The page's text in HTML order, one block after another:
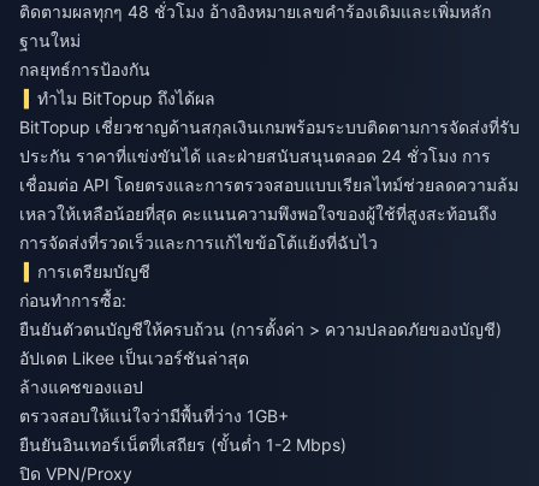
ติดตามผลทุกๆ 48 ชั่วโมง อ้างอิงหมายเลขคำร้องเดิมและเพิ่มหลัก
ฐานใหม่
กลยุทธ์การป้องกัน
ทำไม BitTopup ถึงได้ผล
BitTopup เชี่ยวชาญด้านสกุลเงินเกมพร้อมระบบติดตามการจัดส่งที่รับ
ประกัน ราคาที่แข่งขันได้ และฝ่ายสนับสนุนตลอด 24 ชั่วโมง การ
เชื่อมต่อ API โดยตรงและการตรวจสอบแบบเรียลไทม์ช่วยลดความล้ม
เหลวให้เหลือน้อยที่สุด คะแนนความพึงพอใจของผู้ใช้ที่สูงสะท้อนถึง
การจัดส่งที่รวดเร็วและการแก้ไขข้อโต้แย้งที่ฉับไว
การเตรียมบัญชี
ก่อนทำการซื้อ:
ยืนยันตัวตนบัญชีให้ครบถ้วน (การตั้งค่า > ความปลอดภัยของบัญชี)
อัปเดต Likee เป็นเวอร์ชันล่าสุด
ล้างแคชของแอป
ตรวจสอบให้แน่ใจว่ามีพื้นที่ว่าง 1GB+
ยืนยันอินเทอร์เน็ตที่เสถียร (ขั้นต่ำ 1-2 Mbps)
ปิด VPN/Proxy